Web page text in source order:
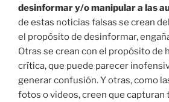
desinformar y/o manipular a las
de estas noticias falsas se crean
el propósito de desinformar,
Otras se crean con el propósito de
crítica, que puede parecer
generar confusión. Y otras, como
fotos o videos, creen que capturan